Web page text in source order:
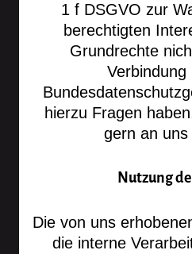
1 f DSGVO zur
berechtigten
Grundrechte
hierzu Fragen
gern an uns
Nutzung
Die von uns
die interne